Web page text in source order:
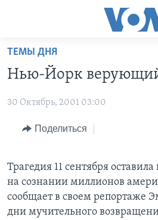
Перейти
основной
Перейти
Перейти
поиск
ГЛАВНОЕ
ПРОГРАММЫ
АМЕРИКА
НОВОСТИ ЗА МИНУТУ
ПОЧЕМУ ЭТО ВАЖНО?
ДИСКУССИЯ VOA
ДЕТАЛИ
ПРОЕКТЫ
УЧИМ АНГЛИЙСКИЙ
А КАК В АМЕРИКЕ?
АРТЕФАКТЫ
АМЕРИКАНСКИЕ ГОРОДКИ
ЭКСПЕРТИЗА
ФАКТЫ ПРОТИВ ФЕЙКОВ
ЗА СВОБОДУ ПРЕССЫ
УЧИМ АНГЛИЙСКИЙ
ТЕМЫ ДНЯ
Нью-Йорк
30 Октябрь, 2001 03:00
Поделиться
Трагедия 11 сентября
на сознании миллионов
сообщает в своем репортаже
дни мучительного